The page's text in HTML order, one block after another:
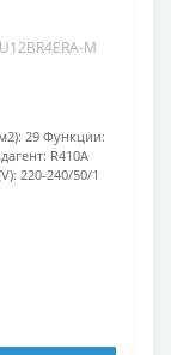
M
29 Функции:
R410А
220-240/50/1